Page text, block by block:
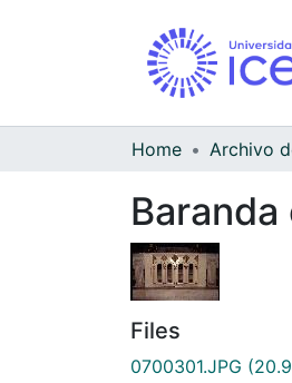
Home
Files
0700301.JPG